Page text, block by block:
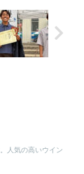
人気の高いウイン